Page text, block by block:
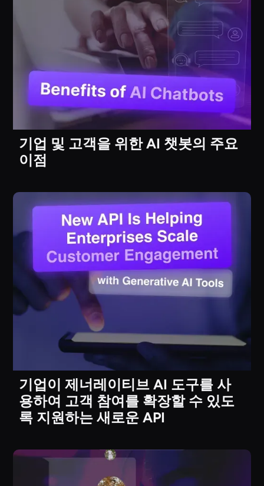
기업 및 고객을 위한 AI 챗봇의 주요
이점
기업이 제너레이티브 AI 도구를 사
용하여 고객 참여를 확장할 수 있도
록 지원하는 새로운 API